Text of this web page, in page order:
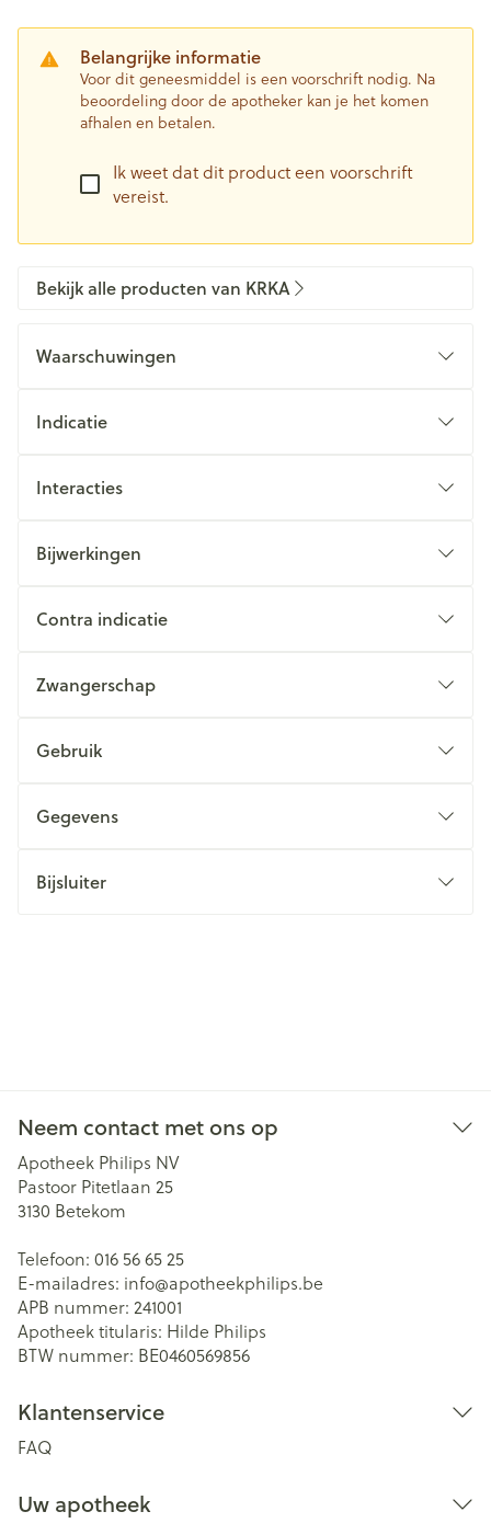
Belangrijke informatie
Voor dit geneesmiddel is een voorschrift nodig. Na
beoordeling door de apotheker kan je het komen
afhalen en betalen.
Ik weet dat dit product een voorschrift
vereist.
Bekijk alle producten van KRKA
Waarschuwingen
Indicatie
Interacties
Bijwerkingen
Contra indicatie
Zwangerschap
Gebruik
Gegevens
Bijsluiter
Neem contact met ons op
Apotheek Philips NV
Pastoor Pitetlaan 25
3130 Betekom
Telefoon: 016 56 65 25
E-mailadres: info@apotheekphilips.be
APB nummer: 241001
Apotheek titularis: Hilde Philips
BTW nummer: BE0460569856
Klantenservice
FAQ
Uw apotheek